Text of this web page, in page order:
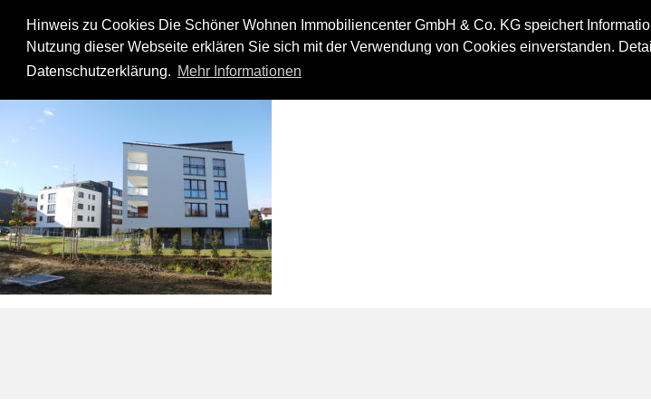
Hinweis zu Cookies Die Schöner Wohnen Immobiliencenter GmbH & Co. KG speichert
Nutzung dieser Webseite erklären Sie sich mit der Verwendung von Cookies einverstanden.
Datenschutzerklärung. Mehr Informationen
content
Moeglingen-04-11-2015-17